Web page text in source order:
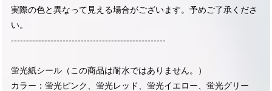
実際の色と異なって見える場合がございます。予めご了承くださ
い。
---------------------------------------------------
蛍光紙シール（この商品は耐水ではありません。）
カラー：蛍光ピンク、蛍光レッド、蛍光イエロー、蛍光グリー